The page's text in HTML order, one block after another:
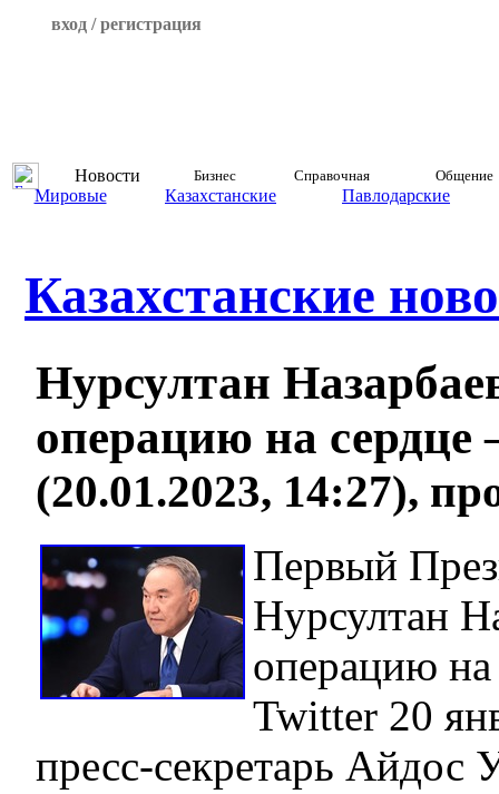
вход / регистрация
Новости Бизнес Справочная Общение
Мировые Казахстанские Павлодарские
Казахстанские
Нурсултан
операцию на сердце
(20.01.2023, 14:27),
Первый
Нурсултан
операцию
Twitter 20
пресс-секретарь Айдос